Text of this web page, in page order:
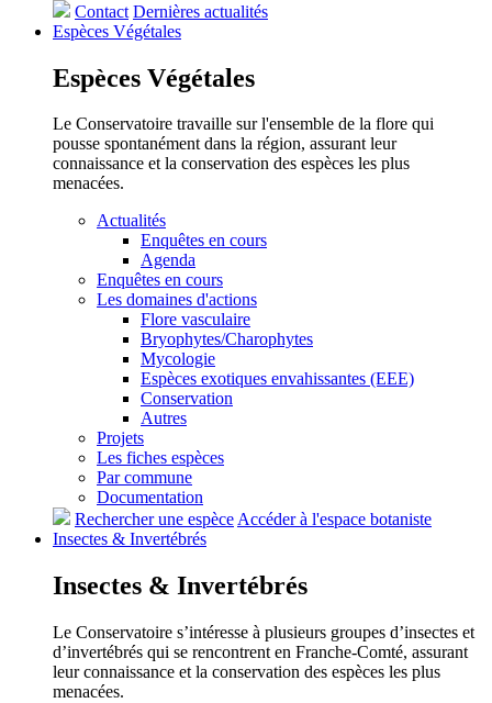
Contact Dernières actualités
Espèces Végétales
Espèces Végétales
Le Conservatoire travaille sur l'ensemble de la flore qui
pousse spontanément dans la région, assurant leur
connaissance et la conservation des espèces les plus
menacées.
Actualités
Enquêtes en cours
Agenda
Enquêtes en cours
Les domaines d'actions
Flore vasculaire
Bryophytes/Charophytes
Mycologie
Espèces exotiques envahissantes (EEE)
Conservation
Autres
Projets
Les fiches espèces
Par commune
Documentation
Rechercher une espèceAccéder à l'espace botaniste
Insectes & Invertébrés
Insectes & Invertébrés
Le Conservatoire s’intéresse à plusieurs groupes d’insectes et
d’invertébrés qui se rencontrent en Franche-Comté, assurant
leur connaissance et la conservation des espèces les plus
menacées.